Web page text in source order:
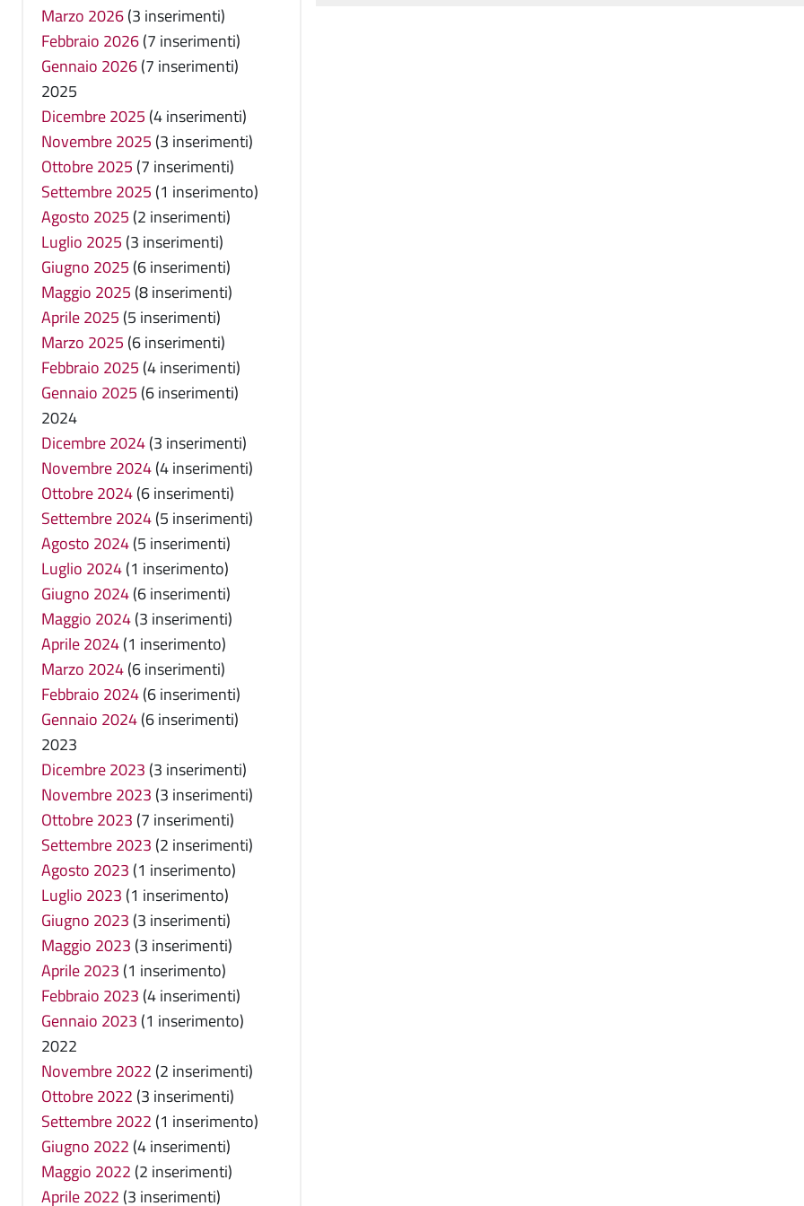
Marzo 2026(3 inserimenti)
Febbraio 2026(7 inserimenti)
Gennaio 2026(7 inserimenti)
2025
Dicembre 2025 (4 inserimenti)
Novembre 2025 (3 inserimenti)
Ottobre 2025 (7 inserimenti)
Settembre 2025 (1 inserimento)
Agosto 2025 (2 inserimenti)
Luglio 2025 (3 inserimenti)
Giugno 2025 (6 inserimenti)
Maggio 2025 (8 inserimenti)
Aprile 2025 (5 inserimenti)
Marzo 2025 (6 inserimenti)
Febbraio 2025 (4 inserimenti)
Gennaio 2025 (6 inserimenti)
2024
Dicembre 2024(3 inserimenti)
Novembre 2024(4 inserimenti)
Ottobre 2024(6 inserimenti)
Settembre 2024(5 inserimenti)
Agosto 2024(5 inserimenti)
Luglio 2024(1 inserimento)
Giugno 2024(6 inserimenti)
Maggio 2024(3 inserimenti)
Aprile 2024(1 inserimento)
Marzo 2024(6 inserimenti)
Febbraio 2024(6 inserimenti)
Gennaio 2024(6 inserimenti)
2023
Dicembre 2023 (3 inserimenti)
Novembre 2023 (3 inserimenti)
Ottobre 2023 (7 inserimenti)
Settembre 2023 (2 inserimenti)
Agosto 2023 (1 inserimento)
Luglio 2023 (1 inserimento)
Giugno 2023 (3 inserimenti)
Maggio 2023 (3 inserimenti)
Aprile 2023 (1 inserimento)
Febbraio 2023 (4 inserimenti)
Gennaio 2023 (1 inserimento)
2022
Novembre 2022 (2 inserimenti)
Ottobre 2022 (3 inserimenti)
Settembre 2022 (1 inserimento)
Giugno 2022 (4 inserimenti)
Maggio 2022 (2 inserimenti)
Aprile 2022 (3 inserimenti)